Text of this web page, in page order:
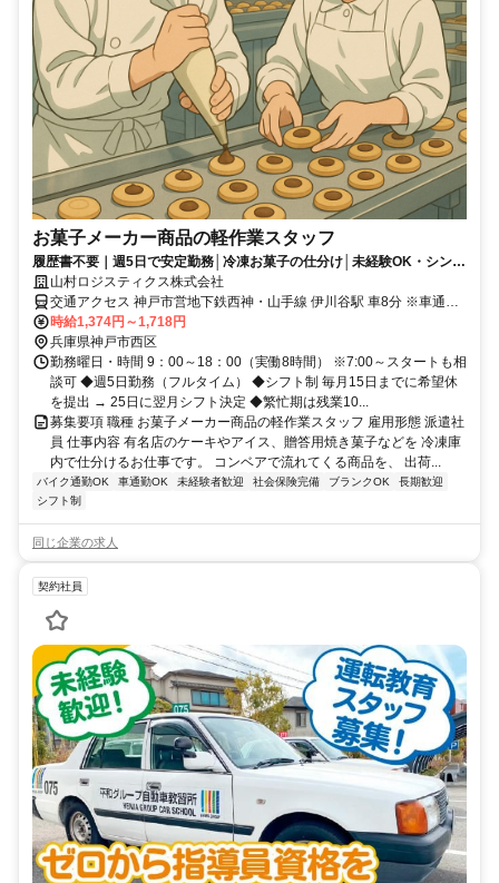
お菓子メーカー商品の軽作業スタッフ
履歴書不要｜週5日で安定勤務│冷凍お菓子の仕分け│未経験OK・シンプ
ル作業│長期で働ける環境です
山村ロジスティクス株式会社
交通アクセス 神戸市営地下鉄西神・山手線 伊川谷駅 車8分 ※車通勤
可（無料駐車場あり） ※自転車・原付通勤も可能です
時給1,374円～1,718円
兵庫県神戸市西区
勤務曜日・時間 9：00～18：00（実働8時間） ※7:00～スタートも相
談可 ◆週5日勤務（フルタイム） ◆シフト制 毎月15日までに希望休
を提出 → 25日に翌月シフト決定 ◆繁忙期は残業10...
募集要項 職種 お菓子メーカー商品の軽作業スタッフ 雇用形態 派遣社
員 仕事内容 有名店のケーキやアイス、贈答用焼き菓子などを 冷凍庫
内で仕分けるお仕事です。 コンベアで流れてくる商品を、 出荷...
バイク通勤OK 車通勤OK 未経験者歓迎 社会保険完備 ブランクOK
長期歓迎
シフト制
同じ企業の求人
契約社員